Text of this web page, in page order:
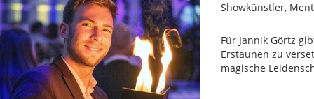
Showkünstler,
Für Jannik Görtz
Erstaunen zu
magische